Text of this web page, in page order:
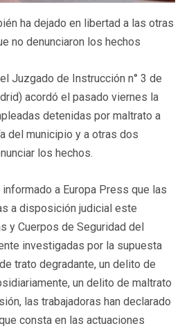
ha dejado en libertad a las otras
no denunciaron los hechos
Juzgado de Instrucción n° 3 de
acordó el pasado viernes la
detenidas por maltrato a
del municipio y a otras dos
los hechos.
a Europa Press que las
a disposición judicial este
y Cuerpos de Seguridad del
investigadas por la supuesta
trato degradante, un delito de
un delito de maltrato
las trabajadoras han declarado
consta en las actuaciones